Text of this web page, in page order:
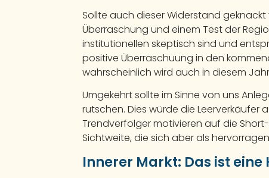
Sollte auch dieser Widerstand
Überraschung und einem Test der
institutionellen skeptisch sind und
positive Überraschuung in den
wahrscheinlich wird auch in diesem
Umgekehrt sollte im Sinne von uns
rutschen. Dies würde die
Trendverfolger motivieren auf die
Sichtweite, die sich aber als
Innerer Markt: Das ist